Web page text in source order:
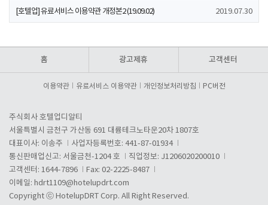
[호텔업] 유료서비스 이용약관 개정본2 (19.09.02) 2019.07.30
홈 광고제휴 고객센터
이용약관 유료서비스 이용약관 개인정보처리방침 PC버전
주식회사 호텔업디알티
서울특별시 금천구 가산동 691 대륭테크노타운20차 1807호
대표이사: 이송주
사업자등록번호: 441-87-01934
통신판매업신고: 서울금천-1204 호
직업정보: J1206020200010
고객센터: 1644-7896
Fax: 02-2225-8487
이메일: hdrt1109@hotelupdrt.com
Copyright ⓒ HotelupDRT Corp. All Right Reserved.